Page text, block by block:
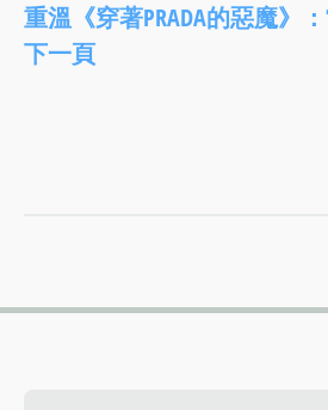
重溫《穿著PRADA的惡魔》
下一頁